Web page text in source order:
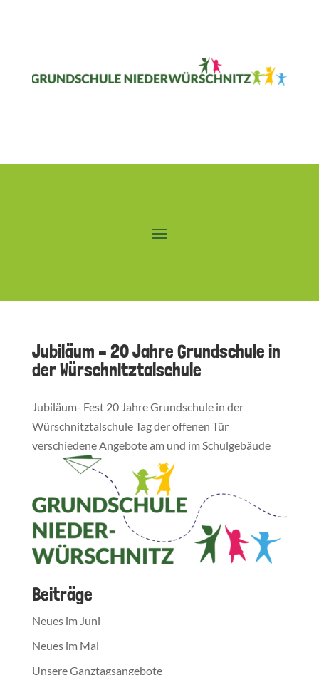
Jubiläum – 20 Jahre Grundschule in
der Würschnitztalschule
Jubiläum- Fest 20 Jahre Grundschule in der
Würschnitztalschule Tag der offenen Tür
verschiedene Angebote am und im Schulgebäude
Beiträge
Neues im Juni
Neues im Mai
Unsere Ganztagsangebote